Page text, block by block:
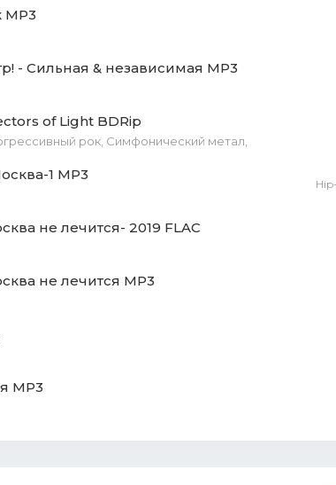
feat. Симфонический оркестр).mp3
в Москва; feat. Симфонический
- Сильная & независимая MP3
of Light BDRip
рок, Симфонический метал,
1 MP3
не лечится- 2019 FLAC
не лечится MP3
MP3